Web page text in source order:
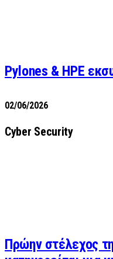
Pylones & HPE
02/06/2026
Cyber Security
Πρώην στέλεχος